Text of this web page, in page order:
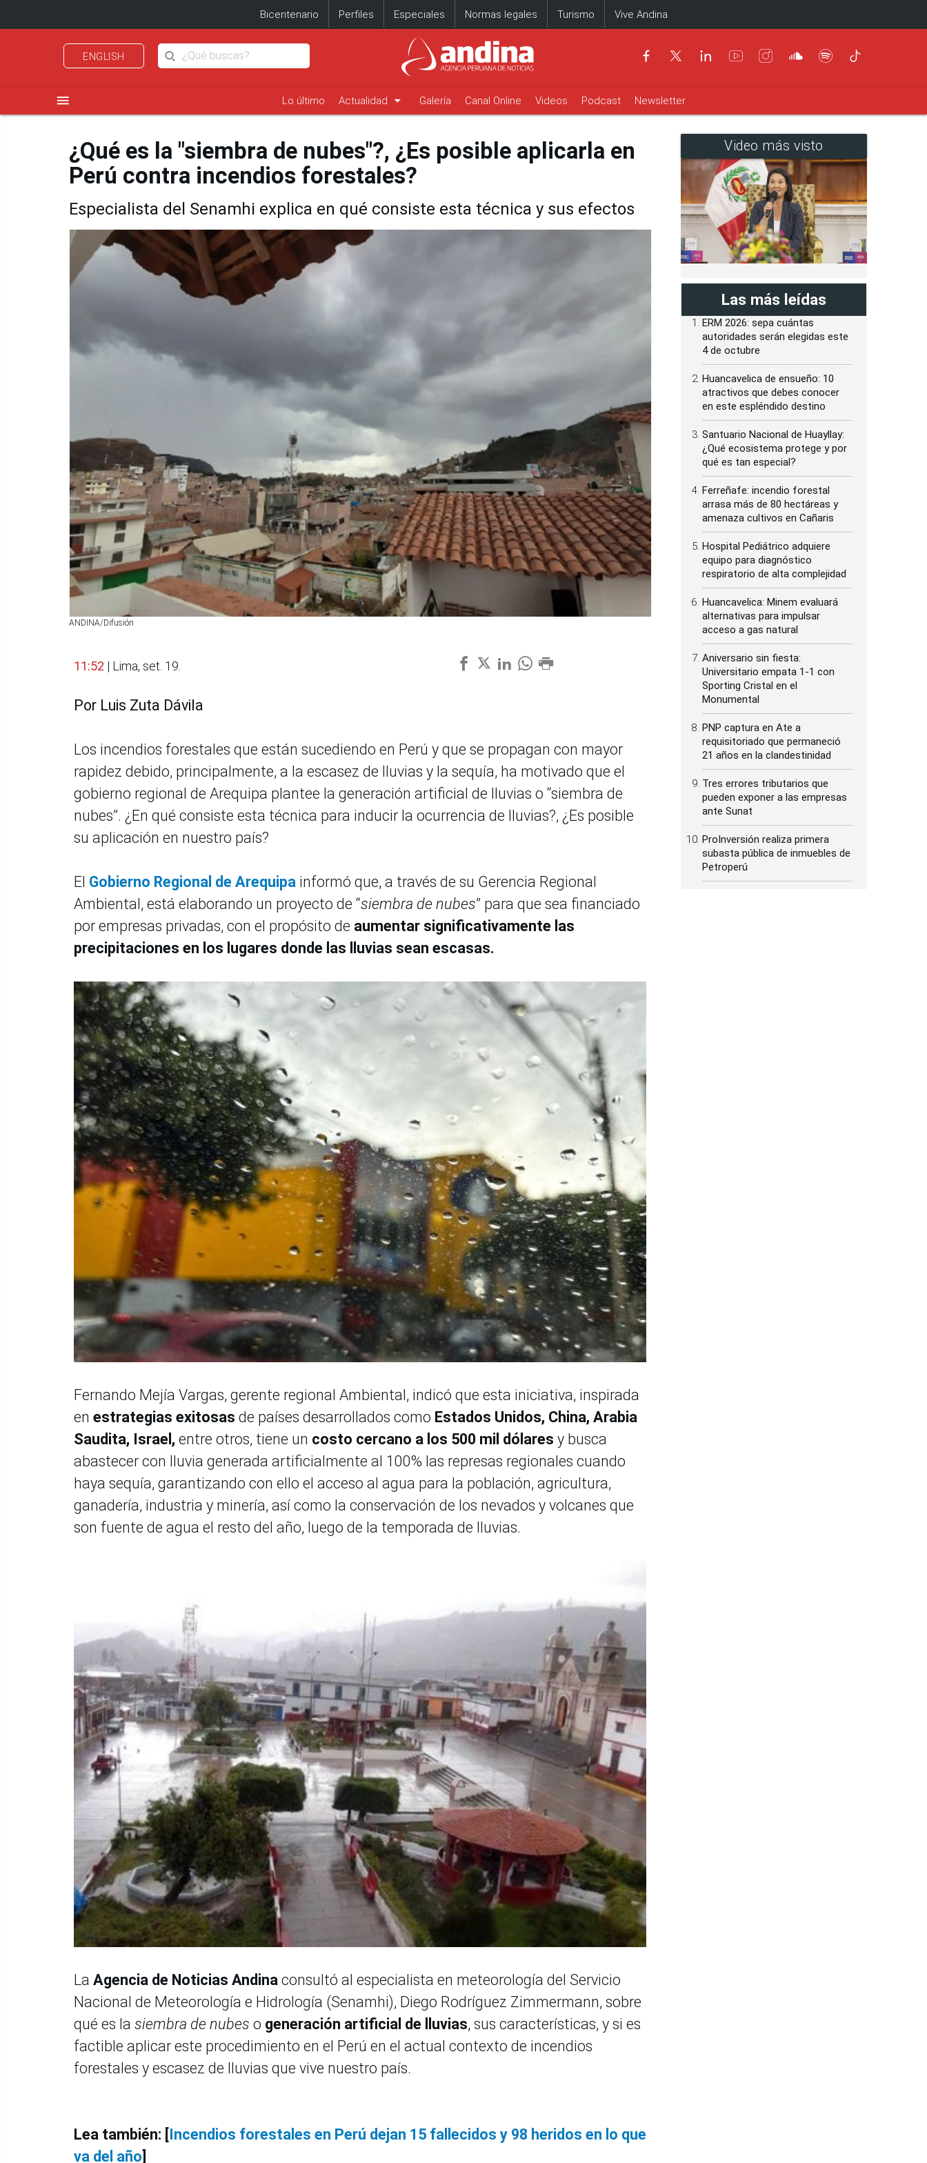
Bicentenario Perfiles Especiales Normas legales Turismo Vive Andina
ENGLISH
menu Lo último Actualidad arrow_drop_down Galería Canal Online Videos Podcast Newsletter
¿Qué es la "siembra de nubes"?, ¿Es posible aplicarla en
Perú contra incendios forestales?
Especialista del Senamhi explica en qué consiste esta técnica y sus efectos
ANDINA/Difusión
11:52 | Lima, set. 19.
Por Luis Zuta Dávila
Los incendios forestales que están sucediendo en Perú y que se propagan con mayor
rapidez debido, principalmente, a la escasez de lluvias y la sequía, ha motivado que el
gobierno regional de Arequipa plantee la generación artificial de lluvias o “siembra de
nubes”. ¿En qué consiste esta técnica para inducir la ocurrencia de lluvias?, ¿Es posible
su aplicación en nuestro país?
El Gobierno Regional de Arequipa informó que, a través de su Gerencia Regional
Ambiental, está elaborando un proyecto de “siembra de nubes” para que sea financiado
por empresas privadas, con el propósito de aumentar significativamente las
precipitaciones en los lugares donde las lluvias sean escasas.
Fernando Mejía Vargas, gerente regional Ambiental, indicó que esta iniciativa, inspirada
en estrategias exitosas de países desarrollados como Estados Unidos, China, Arabia
Saudita, Israel, entre otros, tiene un costo cercano a los 500 mil dólares y busca
abastecer con lluvia generada artificialmente al 100% las represas regionales cuando
haya sequía, garantizando con ello el acceso al agua para la población, agricultura,
ganadería, industria y minería, así como la conservación de los nevados y volcanes que
son fuente de agua el resto del año, luego de la temporada de lluvias.
La Agencia de Noticias Andina consultó al especialista en meteorología del Servicio
Nacional de Meteorología e Hidrología (Senamhi), Diego Rodríguez Zimmermann, sobre
qué es la siembra de nubes o generación artificial de lluvias, sus características, y si es
factible aplicar este procedimiento en el Perú en el actual contexto de incendios
forestales y escasez de lluvias que vive nuestro país.
Lea también: [Incendios forestales en Perú dejan 15 fallecidos y 98 heridos en lo que
va del año]
Video más visto
Las más leídas
ERM 2026: sepa cuántas
autoridades serán elegidas este
4 de octubre
Huancavelica de ensueño: 10
atractivos que debes conocer
en este espléndido destino
Santuario Nacional de Huayllay:
¿Qué ecosistema protege y por
qué es tan especial?
Ferreñafe: incendio forestal
arrasa más de 80 hectáreas y
amenaza cultivos en Cañaris
Hospital Pediátrico adquiere
equipo para diagnóstico
respiratorio de alta complejidad
Huancavelica: Minem evaluará
alternativas para impulsar
acceso a gas natural
Aniversario sin fiesta:
Universitario empata 1-1 con
Sporting Cristal en el
Monumental
PNP captura en Ate a
requisitoriado que permaneció
21 años en la clandestinidad
Tres errores tributarios que
pueden exponer a las empresas
ante Sunat
ProInversión realiza primera
subasta pública de inmuebles de
Petroperú